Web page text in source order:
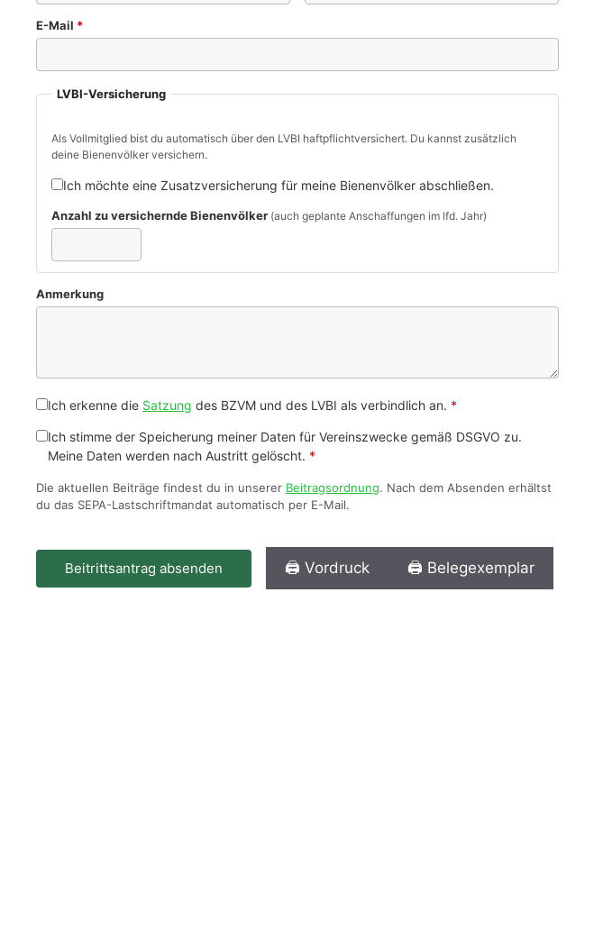
E-Mail *
LVBI-Versicherung
Als Vollmitglied bist du automatisch über den LVBI haftpflichtversichert. Du kannst zusätzlich
deine Bienenvölker versichern.
Ich möchte eine Zusatzversicherung für meine Bienenvölker abschließen.
Anzahl zu versichernde Bienenvölker (auch geplante Anschaffungen im lfd. Jahr)
Anmerkung
Ich erkenne die Satzung des BZVM und des LVBI als verbindlich an. *
Ich stimme der Speicherung meiner Daten für Vereinszwecke gemäß DSGVO zu.
Meine Daten werden nach Austritt gelöscht. *
Die aktuellen Beiträge findest du in unserer Beitragsordnung. Nach dem Absenden erhältst
du das SEPA-Lastschriftmandat automatisch per E-Mail.
Beitrittsantrag absenden 🖨️ Vordruck 🖨️ Belegexemplar